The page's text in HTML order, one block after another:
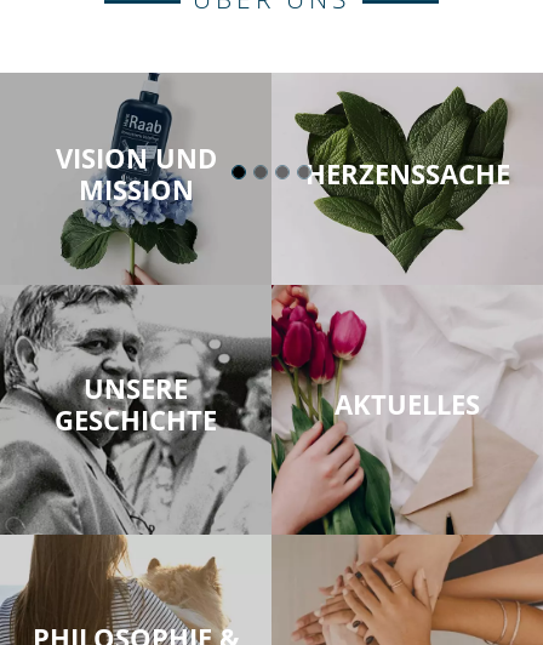
VISION UND
MISSION
HERZENSSACHE
UNSERE
GESCHICHTE
AKTUELLES